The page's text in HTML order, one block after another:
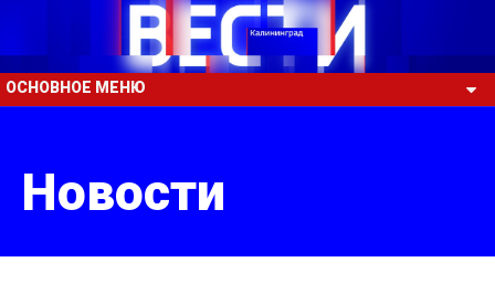
ОСНОВНОЕ МЕНЮ
Новости